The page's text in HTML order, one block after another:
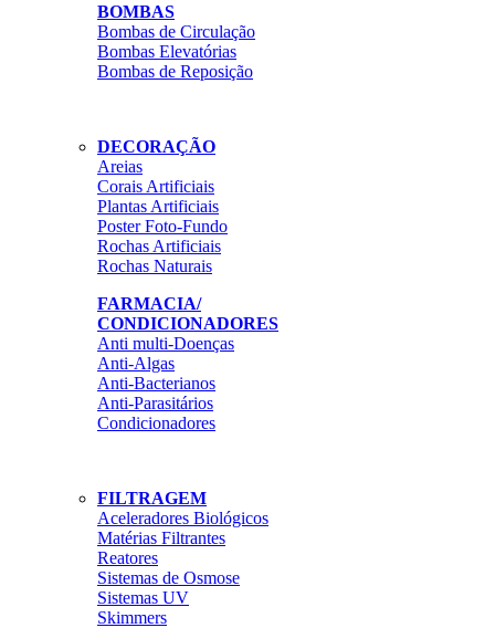
BOMBAS
Bombas de Circulação
Bombas Elevatórias
Bombas de Reposição
DECORAÇÃO
Areias
Corais Artificiais
Plantas Artificiais
Poster Foto-Fundo
Rochas Artificiais
Rochas Naturais
FARMACIA/
CONDICIONADORES
Anti multi-Doenças
Anti-Algas
Anti-Bacterianos
Anti-Parasitários
Condicionadores
FILTRAGEM
Aceleradores Biológicos
Matérias Filtrantes
Reatores
Sistemas de Osmose
Sistemas UV
Skimmers